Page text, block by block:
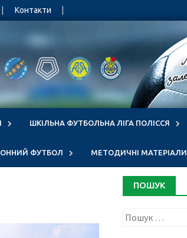
Контакти
ШКІЛЬНА ФУТБОЛЬНА ЛІГА ПОЛІССЯ
ФУТБОЛ МЕТОДИЧНІ МАТЕРІАЛИ
ПОШУК
Пошук: